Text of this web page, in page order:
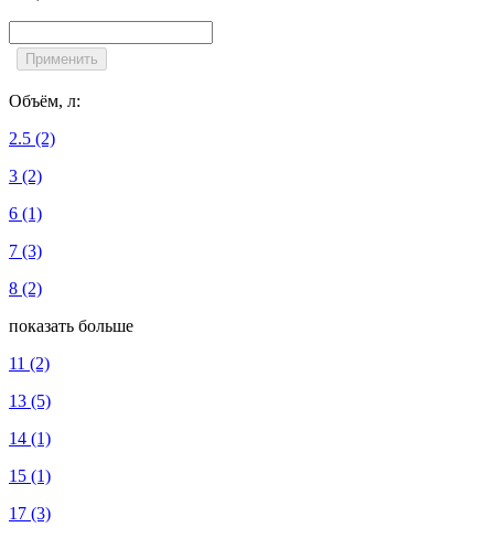
Объём, л:
2.5 (2)
3 (2)
6 (1)
7 (3)
8 (2)
показать больше
11 (2)
13 (5)
14 (1)
15 (1)
17 (3)